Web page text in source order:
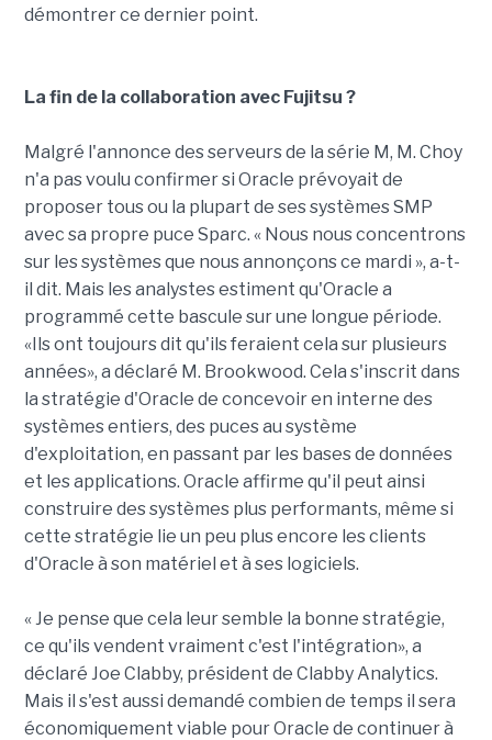
démontrer ce dernier point.
La fin de la collaboration avec Fujitsu ?
Malgré l'annonce des serveurs de la série M, M. Choy
n'a pas voulu confirmer si Oracle prévoyait de
proposer tous ou la plupart de ses systèmes SMP
avec sa propre puce Sparc. « Nous nous concentrons
sur les systèmes que nous annonçons ce mardi », a-t-
il dit. Mais les analystes estiment qu'Oracle a
programmé cette bascule sur une longue période.
«Ils ont toujours dit qu'ils feraient cela sur plusieurs
années», a déclaré M. Brookwood. Cela s'inscrit dans
la stratégie d'Oracle de concevoir en interne des
systèmes entiers, des puces au système
d'exploitation, en passant par les bases de données
et les applications. Oracle affirme qu'il peut ainsi
construire des systèmes plus performants, même si
cette stratégie lie un peu plus encore les clients
d'Oracle à son matériel et à ses logiciels.
« Je pense que cela leur semble la bonne stratégie,
ce qu'ils vendent vraiment c'est l'intégration», a
déclaré Joe Clabby, président de Clabby Analytics.
Mais il s'est aussi demandé combien de temps il sera
économiquement viable pour Oracle de continuer à